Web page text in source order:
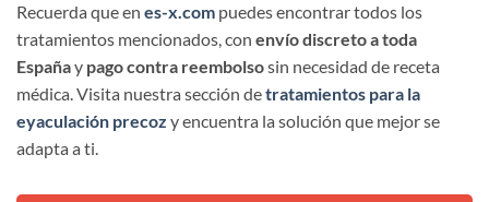
Recuerda que en es-x.com puedes encontrar todos los
tratamientos mencionados, con envío discreto a toda
Españay pago contra reembolsosin necesidad de receta
médica. Visita nuestra sección detratamientos para la
eyaculación precoz y encuentra la solución que mejor se
adapta a ti.